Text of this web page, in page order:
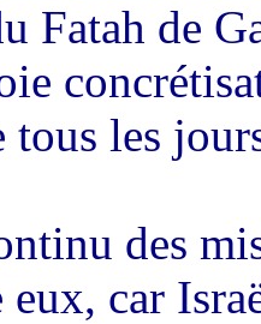
Fatah de
tous les
des
car